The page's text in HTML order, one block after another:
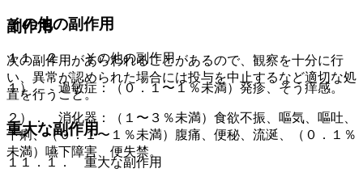
その他の副作用
１１．２． その他の副作用
１）． 過敏症：（０．１〜１％未満）発疹、そう痒感。
２）． 消化器：（１〜３％未満）食欲不振、嘔気、嘔吐、
下痢、（０．１〜１％未満）腹痛、便秘、流涎、（０．１％
未満）嚥下障害、便失禁。
副作用
次の副作用があらわれることがあるので、観察を十分に行
い、異常が認められた場合には投与を中止するなど適切な処
置を行うこと。
重大な副作用
１１．１． 重大な副作用